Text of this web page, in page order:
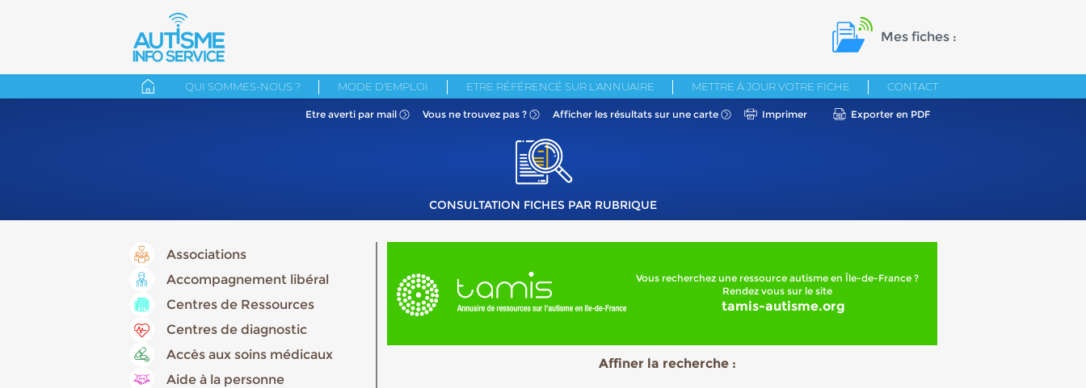
Mes fiches :
QUI SOMMES-NOUS ? MODE D'EMPLOI ETRE RÉFÉRENCÉ SUR L'ANNUAIRE METTRE À JOUR VOTRE FICHE CONTACT
Etre averti par mail Vous ne trouvez pas ? Afficher les résultats sur une carte Imprimer Exporter en PDF
CONSULTATION FICHES PAR RUBRIQUE
Associations
Accompagnement libéral
Centres de Ressources
Centres de diagnostic
Accès aux soins médicaux
Aide à la personne
Vous recherchez une ressource autisme en Île-de-France ?
Rendez vous sur le site
tamis-autisme.org
Affiner la recherche :